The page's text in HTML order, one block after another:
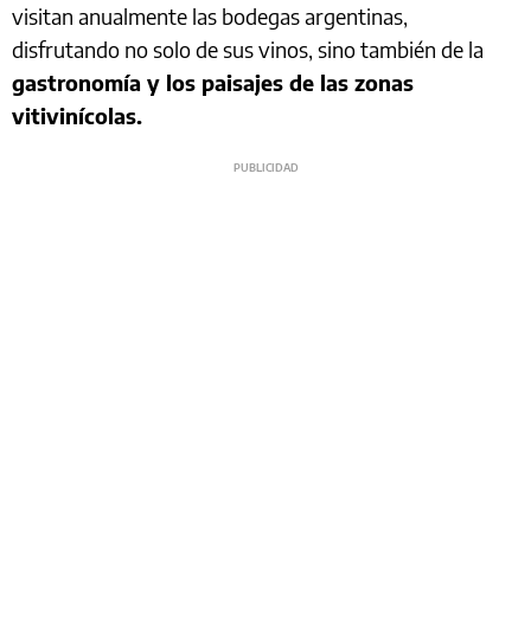
visitan anualmente las bodegas argentinas,
disfrutando no solo de sus vinos, sino también de la
gastronomía y los paisajes de las zonas
vitivinícolas.